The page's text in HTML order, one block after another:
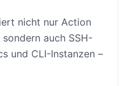
nicht nur Action
auch SSH-
und CLI-Instanzen –